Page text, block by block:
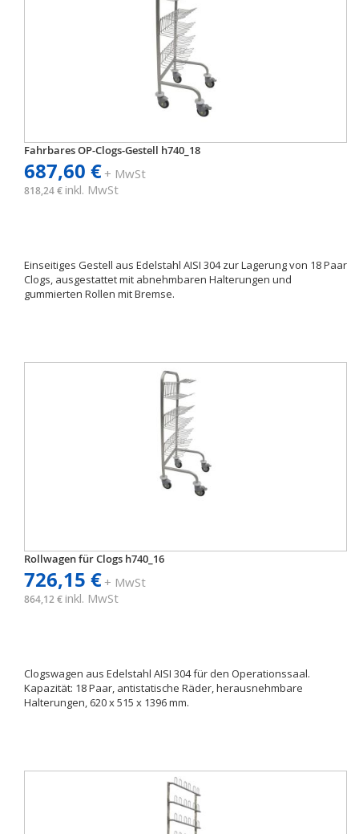
Fahrbares OP-Clogs-Gestell h740_18
687,60 €+ MwSt
818,24 € inkl. MwSt
Einseitiges Gestell aus Edelstahl AISI 304 zur Lagerung von 18 Paar
Clogs, ausgestattet mit abnehmbaren Halterungen und
gummierten Rollen mit Bremse.
Rollwagen für Clogs h740_16
726,15 €+ MwSt
864,12 € inkl. MwSt
Clogswagen aus Edelstahl AISI 304 für den Operationssaal.
Kapazität: 18 Paar, antistatische Räder, herausnehmbare
Halterungen, 620 x 515 x 1396 mm.